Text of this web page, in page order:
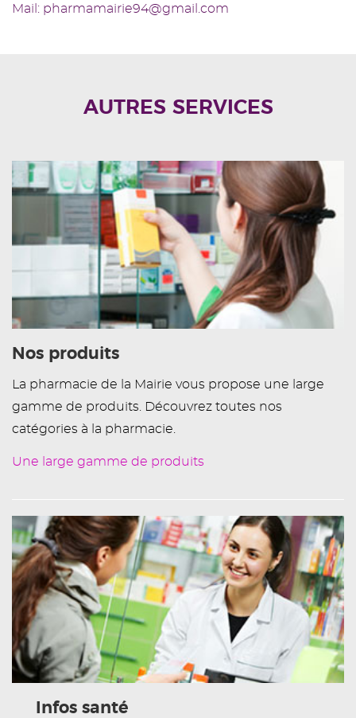
Mail: pharmamairie94@gmail.com
AUTRES SERVICES
Nos produits
La pharmacie de la Mairie vous propose une large
gamme de produits. Découvrez toutes nos
catégories à la pharmacie.
Une large gamme de produits
Infos santé